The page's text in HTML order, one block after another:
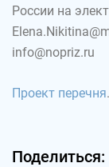
России на
info@nopriz.ru
Проект перечня.
Поделиться: